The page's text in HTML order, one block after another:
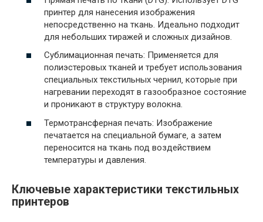
принтер для нанесения изображения
непосредственно на ткань. Идеально подходит
для небольших тиражей и сложных дизайнов.
Сублимационная печать: Применяется для
полиэстеровых тканей и требует использования
специальных текстильных чернил‚ которые при
нагревании переходят в газообразное состояние
и проникают в структуру волокна.
Термотрансферная печать: Изображение
печатается на специальной бумаге‚ а затем
переносится на ткань под воздействием
температуры и давления.
Ключевые характеристики текстильных
принтеров